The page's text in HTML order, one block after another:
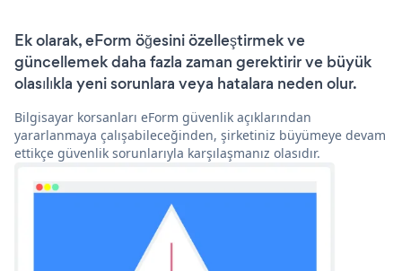
Ek olarak, eForm öğesini özelleştirmek ve
güncellemek daha fazla zaman gerektirir ve büyük
olasılıkla yeni sorunlara veya hatalara neden olur.
Bilgisayar korsanları eForm güvenlik açıklarından
yararlanmaya çalışabileceğinden, şirketiniz büyümeye devam
ettikçe güvenlik sorunlarıyla karşılaşmanız olasıdır.